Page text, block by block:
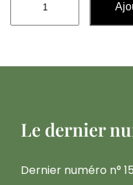
Chroniques
2
Le dernier
Dernier numéro n°